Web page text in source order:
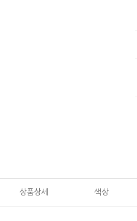
상품상세 색상